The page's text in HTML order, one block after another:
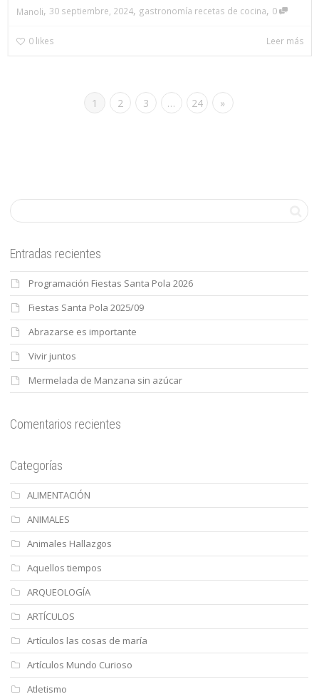
Manoli, 30 septiembre, 2024, gastronomía recetas de cocina, 0
0 likes Leer más
1 2 3 … 24 »
Entradas recientes
Programación Fiestas Santa Pola 2026
Fiestas Santa Pola 2025/09
Abrazarse es importante
Vivir juntos
Mermelada de Manzana sin azúcar
Comentarios recientes
Categorías
ALIMENTACIÓN
ANIMALES
Animales Hallazgos
Aquellos tiempos
ARQUEOLOGÍA
ARTÍCULOS
Artículos las cosas de maría
Artículos Mundo Curioso
Atletismo